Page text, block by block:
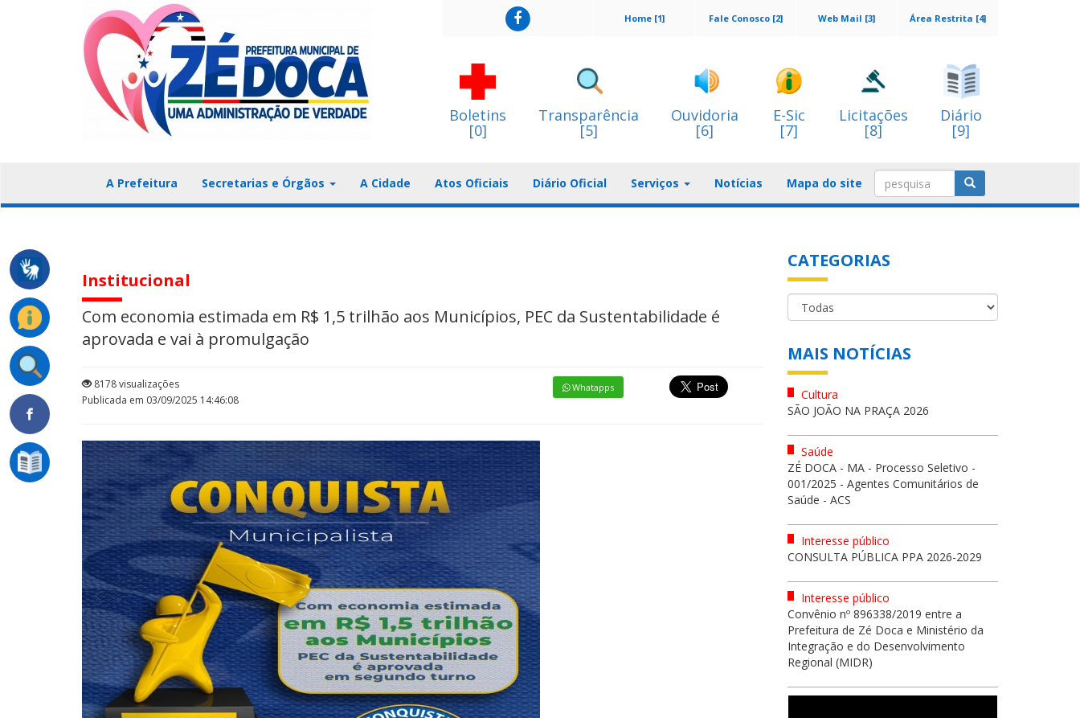
Área Restrita [4]
Web Mail [3]
Fale Conosco [2]
Home [1]
Boletins
[0]
Transparência
[5]
Ouvidoria
[6]
E-Sic
[7]
Licitações
[8]
Diário
[9]
A Prefeitura Secretarias e Órgãos A Cidade Atos Oficiais Diário Oficial Serviços Notícias Mapa do site
Institucional
Com economia estimada em R$ 1,5 trilhão aos Municípios, PEC da Sustentabilidade é
aprovada e vai à promulgação
8178 visualizações
Publicada em 03/09/2025 14:46:08
Whatapps
CATEGORIAS
MAIS NOTÍCIAS
Cultura
SÃO JOÃO NA PRAÇA 2026
Saúde
ZÉ DOCA - MA - Processo Seletivo -
001/2025 - Agentes Comunitários de
Saúde - ACS
Interesse público
CONSULTA PÚBLICA PPA 2026-2029
Interesse público
Convênio nº 896338/2019 entre a
Prefeitura de Zé Doca e Ministério da
Integração e do Desenvolvimento
Regional (MIDR)